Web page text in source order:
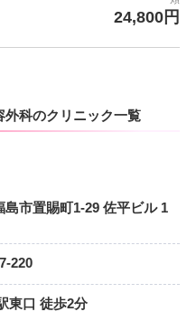
24,800円
科のクリニック一覧
島市置賜町1-29 佐平ビル 1
220
東口 徒歩2分